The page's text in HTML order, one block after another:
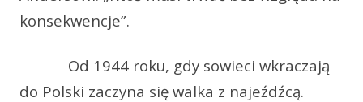
konsekwencje”.
Od 1944 roku, gdy sowieci wkraczają
do Polski zaczyna się walka z najeźdźcą.